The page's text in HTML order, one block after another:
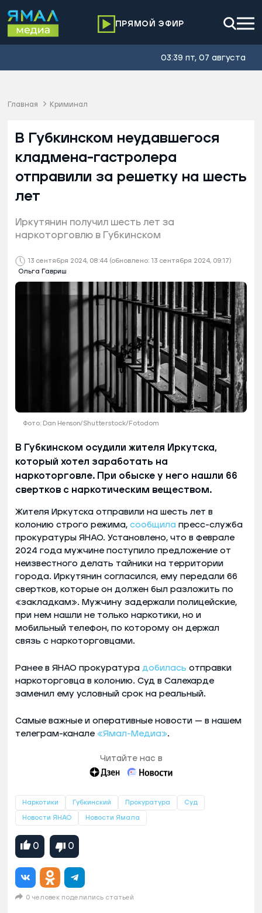
ПРЯМОЙ ЭФИР
03:39 пт, 07 августа
Главная Криминал
13 сентября 2024, 08:44 (обновлено: 13 сентября 2024, 09:17)
Ольга Гавриш
В Губкинском неудавшегося
кладмена-гастролера
отправили за решетку на шесть
лет
Иркутянин получил шесть лет за
наркоторговлю в Губкинском
Фото: Dan Henson/Shutterstock/Fotodom
В Губкинском осудили жителя Иркутска,
который хотел заработать на
наркоторговле. При обыске у него нашли 66
свертков с наркотическим веществом.
Жителя Иркутска отправили на шесть лет в
колонию строго режима, сообщила пресс-служба
прокуратуры ЯНАО. Установлено, что в феврале
2024 года мужчине поступило предложение от
неизвестного делать тайники на территории
города. Иркутянин согласился, ему передали 66
свертков, которые он должен был разложить по
«закладкам». Мужчину задержали полицейские,
при нем нашли не только наркотики, но и
мобильный телефон, по которому он держал
связь с наркоторговцами.
Ранее в ЯНАО прокуратура добилась отправки
наркоторговца в колонию. Суд в Салехарде
заменил ему условный срок на реальный.
Самые важные и оперативные новости — в нашем
телеграм-канале «Ямал-Медиа».
Читайте нас в
Наркотики Губкинский Прокуратура Суд
Новости ЯНАО Новости Ямала
0 0
0 человек поделились статьей